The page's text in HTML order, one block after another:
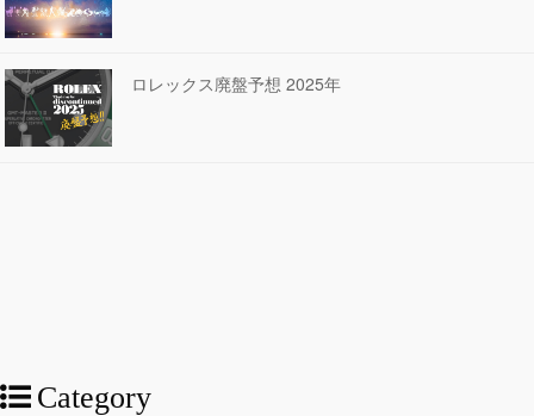
ロレックス廃盤予想 2025年
Category